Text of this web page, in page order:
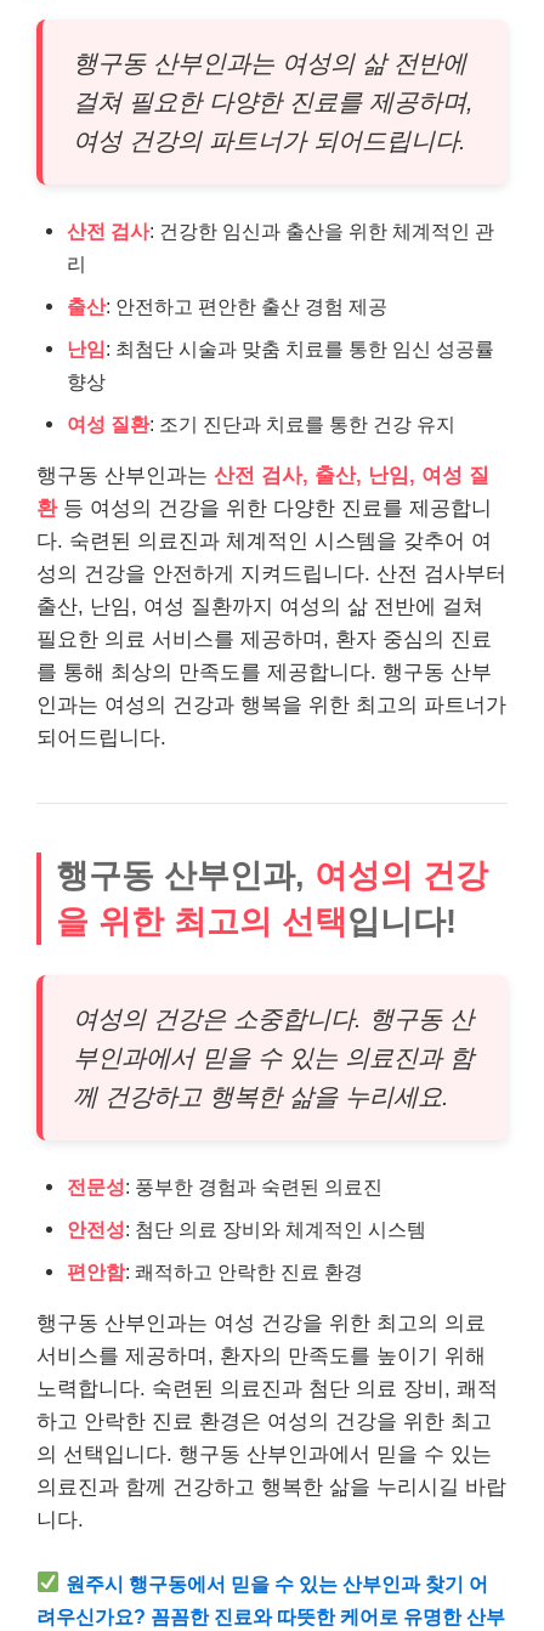
행구동 산부인과는 여성의 삶 전반에
걸쳐 필요한 다양한 진료를 제공하며,
여성 건강의 파트너가 되어드립니다.
산전 검사: 건강한 임신과 출산을 위한 체계적인 관
리
출산: 안전하고 편안한 출산 경험 제공
난임: 최첨단 시술과 맞춤 치료를 통한 임신 성공률
향상
여성 질환: 조기 진단과 치료를 통한 건강 유지
행구동 산부인과는 산전 검사, 출산, 난임, 여성 질
환등 여성의 건강을 위한 다양한 진료를 제공합니
다. 숙련된 의료진과 체계적인 시스템을 갖추어 여
성의 건강을 안전하게 지켜드립니다. 산전 검사부터
출산, 난임, 여성 질환까지 여성의 삶 전반에 걸쳐
필요한 의료 서비스를 제공하며, 환자 중심의 진료
를 통해 최상의 만족도를 제공합니다. 행구동 산부
인과는 여성의 건강과 행복을 위한 최고의 파트너가
되어드립니다.
행구동 산부인과, 여성의 건강
을 위한 최고의 선택입니다!
여성의 건강은 소중합니다. 행구동 산
부인과에서 믿을 수 있는 의료진과 함
께 건강하고 행복한 삶을 누리세요.
전문성: 풍부한 경험과 숙련된 의료진
안전성: 첨단 의료 장비와 체계적인 시스템
편안함: 쾌적하고 안락한 진료 환경
행구동 산부인과는 여성 건강을 위한 최고의 의료
서비스를 제공하며, 환자의 만족도를 높이기 위해
노력합니다. 숙련된 의료진과 첨단 의료 장비, 쾌적
하고 안락한 진료 환경은 여성의 건강을 위한 최고
의 선택입니다. 행구동 산부인과에서 믿을 수 있는
의료진과 함께 건강하고 행복한 삶을 누리시길 바랍
니다.
원주시 행구동에서 믿을 수 있는 산부인과 찾기 어
려우신가요? 꼼꼼한 진료와 따뜻한 케어로 유명한 산부